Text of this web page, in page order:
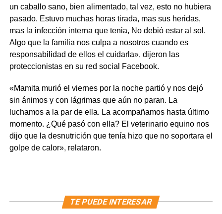
un caballo sano, bien alimentado, tal vez, esto no hubiera
pasado. Estuvo muchas horas tirada, mas sus heridas,
mas la infección interna que tenia, No debió estar al sol.
Algo que la familia nos culpa a nosotros cuando es
responsabilidad de ellos el cuidarla», dijeron las
proteccionistas en su red social Facebook.
«Mamita murió el viernes por la noche partió y nos dejó
sin ánimos y con lágrimas que aún no paran. La
luchamos a la par de ella. La acompañamos hasta último
momento. ¿Qué pasó con ella? El veterinario equino nos
dijo que la desnutrición que tenía hizo que no soportara el
golpe de calor», relataron.
TE PUEDE INTERESAR